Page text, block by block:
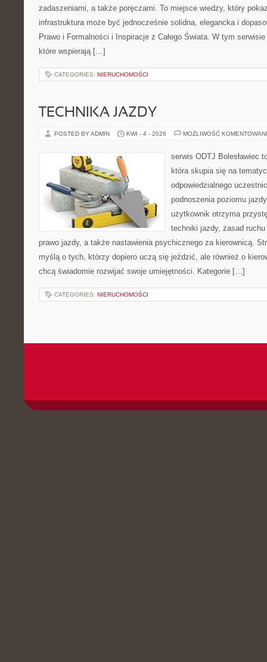
zadaszeniami, a także poręczami. To miejsce wiedzy, który
infrastruktura może być jednocześnie solidna, elegancka i
Prawo i Formalności i Inspiracje z Całego Świata. W tym
które wspierają […]
CATEGORIES: NIERUCHOMOŚCI
TECHNIKA JAZDY
POSTED BY ADMIN KWI - 4 - 2026 MOŻLIWOŚĆ
serwis ODTJ Bolesławiec
która skupia się na
odpowiedzialnego
podnoszenia poziomu
użytkownik otrzyma
techniki jazdy, zasad
prawo jazdy, a także nastawienia psychicznego za kierownicą.
myślą o tych, którzy dopiero uczą się jeździć, ale również o
chcą świadomie rozwijać swoje umiejętności. Kategorie […]
CATEGORIES: NIERUCHOMOŚCI